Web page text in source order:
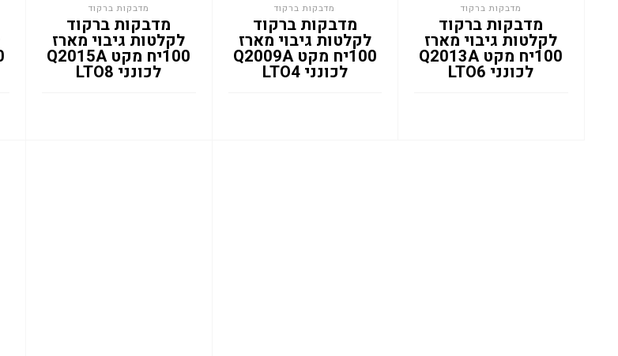
מדבקות ברקוד
מדבקות ברקוד
לקלטות גיבוי מארז
100יח מקט Q2015A
לכונני LTO8
מדבקות ברקוד
מדבקות ברקוד
לקלטות גיבוי מארז
100יח מקט Q2009A
לכונני LTO4
מדבקות ברקוד
מדבקות ברקוד
לקלטות גיבוי מארז
100יח מקט Q2013A
לכונני LTO6